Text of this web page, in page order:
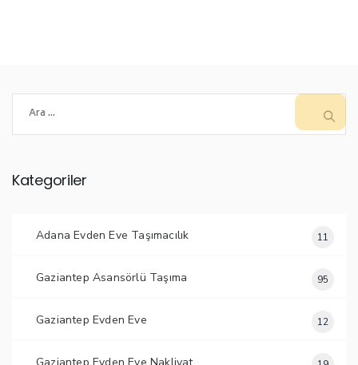
Kategoriler
Adana Evden Eve Taşımacılık 11
Gaziantep Asansörlü Taşıma 95
Gaziantep Evden Eve 12
Gaziantep Evden Eve Nakliyat